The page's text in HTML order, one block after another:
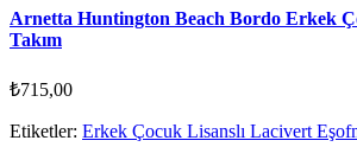
Arnetta Huntington Beach Bordo Erkek
Takım
₺715,00
Etiketler: Erkek Çocuk Lisanslı Lacivert